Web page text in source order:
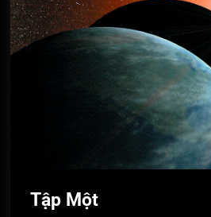
Tập Một